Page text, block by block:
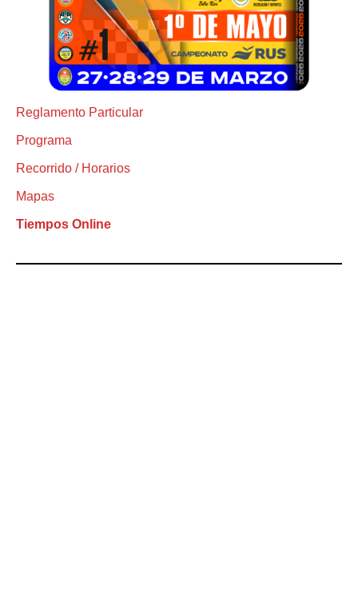
Reglamento Particular
Programa
Recorrido / Horarios
Mapas
Tiempos Online